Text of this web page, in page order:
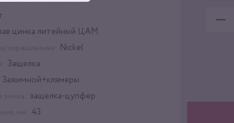
цинка литейный ЦАМ
Nickel
Защелка
Зажимной+клямеры
защелка-цупфер
43